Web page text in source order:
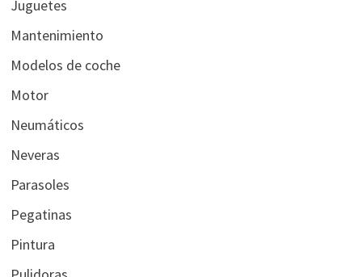
Juguetes
Mantenimiento
Modelos de coche
Motor
Neumáticos
Neveras
Parasoles
Pegatinas
Pintura